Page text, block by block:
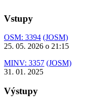
Vstupy
OSM: 3394 (JOSM)
25. 05. 2026 o 21:15
MINV: 3357 (JOSM)
31. 01. 2025
Výstupy